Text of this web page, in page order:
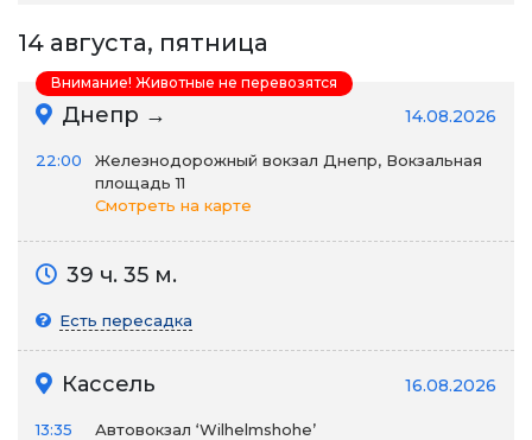
14 августа, пятница
Днепр → 14.08.2026
22:00
Железнодорожный вокзал Днепр, Вокзальная
площадь 11
Смотреть на карте
39 ч. 35 м.
Есть пересадка
Кассель 16.08.2026
13:35
Автовокзал ‘Wilhelmshohe’
Внимание! Животные не перевозятся